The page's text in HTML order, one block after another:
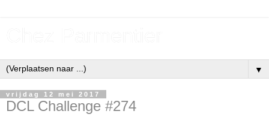
▼
vrijdag 12 mei 2017
DCL Challenge #274